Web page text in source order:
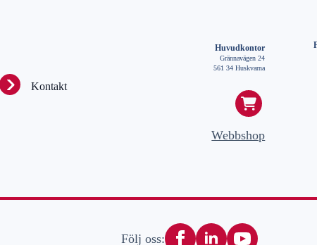
Kontakt
Huvudkontor
Grännavägen 24
561 34 Huskvarna
Webbshop
Följ oss: